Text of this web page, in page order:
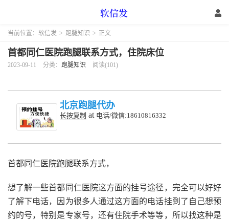
当前位置： 软信发 > 跑腿知识 > 正文
首都同仁医院跑腿联系方式，住院床位
2023-09-11 分类： 跑腿知识 阅读(101)
北京跑腿代办
长按复制 at 电话/微信:18610816332
首都同仁医院跑腿联系方式，
想了解一些首都同仁医院这方面的挂号途径，完全可以好好
了解下电话，因为很多人通过这方面的电话挂到了自己想预
约的号，特别是专家号，还有住院手术等等，所以找这种是